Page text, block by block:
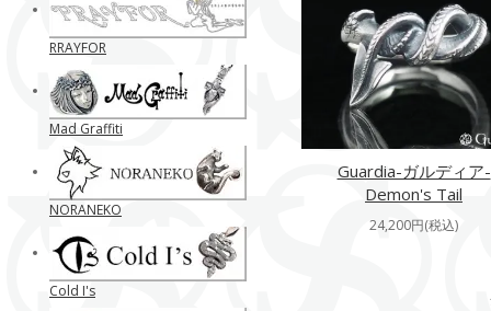
Guardia-ガルディア-
Demon's Tail
24,200円(税込)
RRAYFOR
Mad Graffiti
NORANEKO
Cold I's